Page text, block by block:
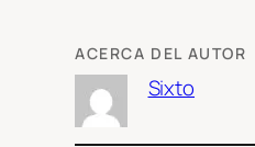
ACERCA DEL AUTOR
Sixto